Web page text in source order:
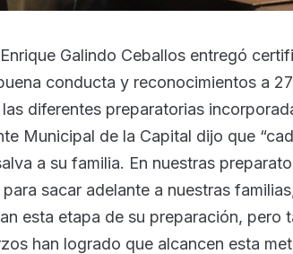
Galindo Ceballos entregó
conducta y reconocimientos a
diferentes preparatorias
Municipal de la Capital dijo que
a su familia. En nuestras
para sacar adelante a nuestras
esta etapa de su preparación, pero
han logrado que alcancen esta